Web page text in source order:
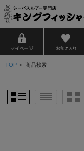
TOP > 商品検索